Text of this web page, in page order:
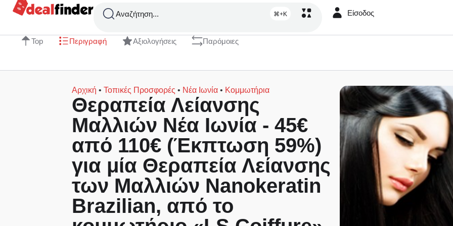
Αναζήτηση... ⌘+K Είσοδος
Top Περιγραφή Αξιολογήσεις Παρόμοιες
Αρχική • Τοπικές Προσφορές • Νέα Ιωνία • Κομμωτήρια
Θεραπεία Λείανσης
Mαλλιών Νέα Ιωνία - 45€
από 110€ (Έκπτωση 59%)
για μία Θεραπεία Λείανσης
των Mαλλιών Nanokeratin
Brazilian, από το